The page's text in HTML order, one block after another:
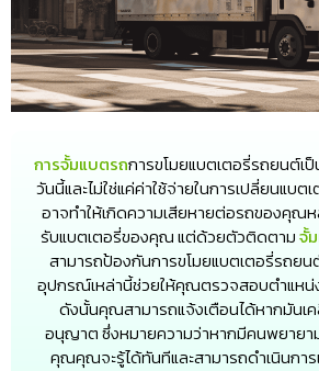
การจั้มแบตรถการขโมยแบตเตอรี่รถยนต์เ
วันนี้และไม่ใช่แค่ค่าใช้จ่ายในการเปลี่ยนแบ
อาจทำให้เกิดความเสียหายต่อรถของคุณ
รับแบตเตอรี่ของคุณ แต่ด้วยตัวติดตามจั้
สามารถป้องกันการขโมยแบตเตอรี่รถย
อุปกรณ์เหล่านี้ช่วยให้คุณตรวจสอบตำแหน่
ดังนั้นคุณสามารถแจ้งเตือนได้หากมันเ
อนุญาต ซึ่งหมายความว่าหากมีคนพยายา
คุณคุณจะรู้ได้ทันทีและสามารถดำเนินกา